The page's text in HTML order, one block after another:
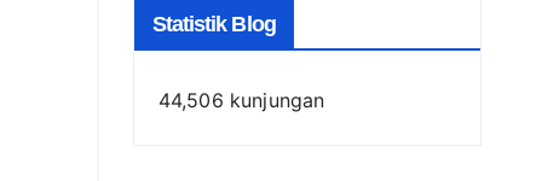
Statistik Blog
44,506 kunjungan